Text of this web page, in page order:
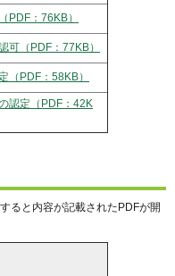
PDF：76KB）
可（PDF：77KB）
（PDF：58KB）
認定（PDF：42K
ると内容が記載されたPDFが開